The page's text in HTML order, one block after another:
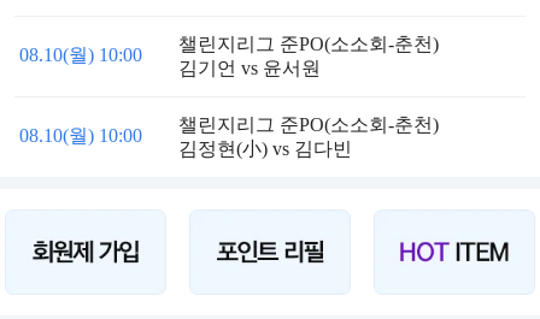
08.10(월) 10:00
챌린지리그 준PO(소소회-춘천)
김기언 vs 윤서원
08.10(월) 10:00
챌린지리그 준PO(소소회-춘천)
김정현(小) vs 김다빈